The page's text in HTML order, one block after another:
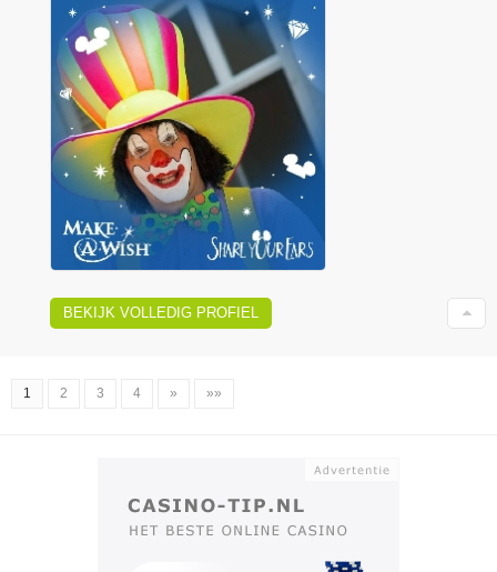
BEKIJK VOLLEDIG PROFIEL
1 2 3 4 » »»